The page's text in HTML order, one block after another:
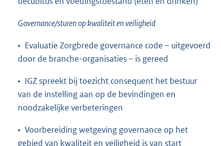
Governance/sturen op kwaliteit en veiligheid
• Evaluatie Zorgbrede governance code – uitgevoerd
door de branche-organisaties – is gereed
• IGZ spreekt bij toezicht consequent het bestuur
van de instelling aan op de bevindingen en
noodzakelijke verbeteringen
• Voorbereiding wetgeving governance op het
gebied van kwaliteit en veiligheid is van start